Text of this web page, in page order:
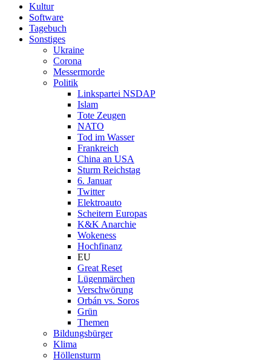
Kultur
Software
Tagebuch
Sonstiges
Ukraine
Corona
Messermorde
Politik
Linkspartei NSDAP
Islam
Tote Zeugen
NATO
Tod im Wasser
Frankreich
China an USA
Sturm Reichstag
6. Januar
Twitter
Elektroauto
Scheitern Europas
K&K Anarchie
Wokeness
Hochfinanz
EU
Great Reset
Lügenmärchen
Verschwörung
Orbán vs. Soros
Grün
Themen
Bildungsbürger
Klima
Höllensturm